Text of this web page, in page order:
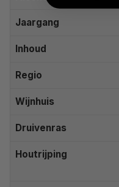
Jaargang
Inhoud
Regio
Wijnhuis
Druivenras
Houtrijping